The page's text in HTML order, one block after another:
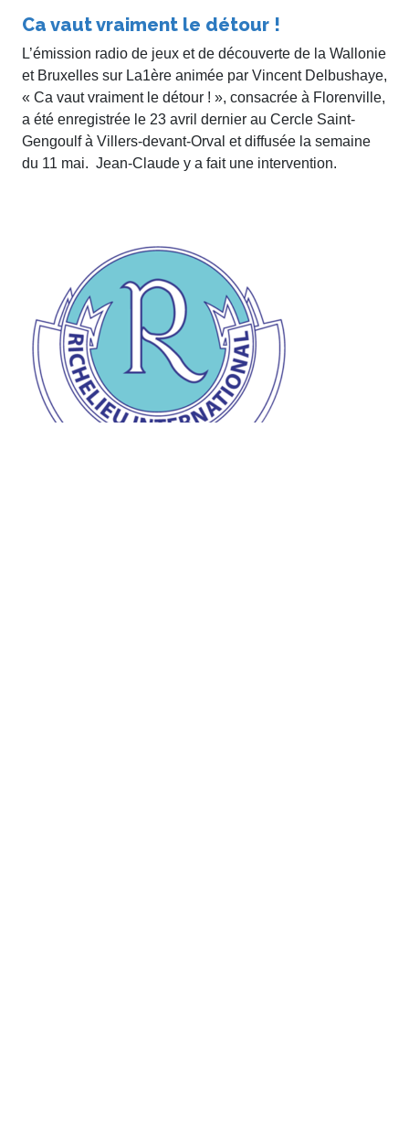
Ca vaut vraiment le détour !
L’émission radio de jeux et de découverte de la Wallonie
et Bruxelles sur La1ère animée par Vincent Delbushaye,
« Ca vaut vraiment le détour ! », consacrée à Florenville,
a été enregistrée le 23 avril dernier au Cercle Saint-
Gengoulf à Villers-devant-Orval et diffusée la semaine
du 11 mai. Jean-Claude y a fait une intervention.